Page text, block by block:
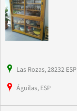
Las Rozas, 28232 ESP
Águilas, ESP